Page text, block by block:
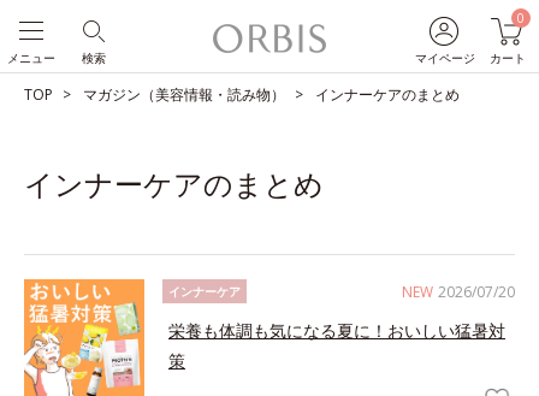
マイページ
0
カート
検索
メニュー
TOP マガジン（美容情報・読み物） インナーケアのまとめ
インナーケアのまとめ
NEW 2026/07/20
インナーケア
栄養も体調も気になる夏に！おいしい猛暑対
策